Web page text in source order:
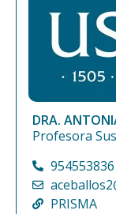
DRA.
Profesora
954553836
PRISMA